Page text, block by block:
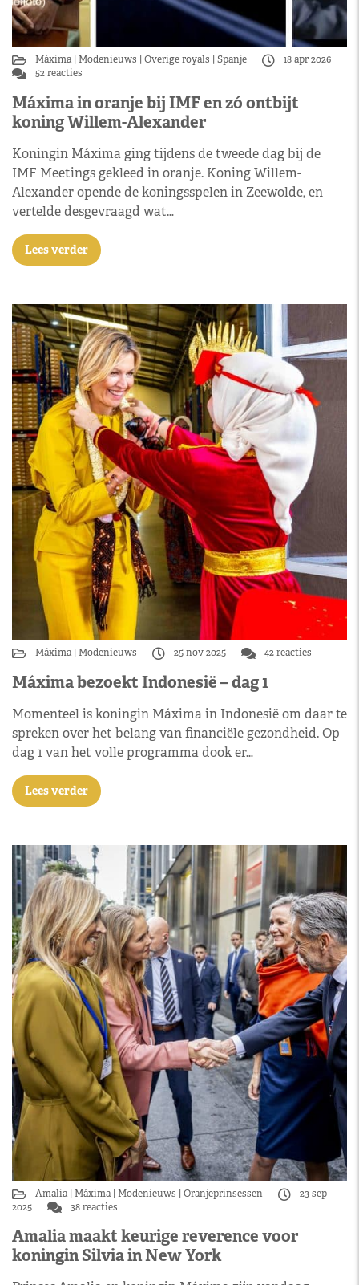
Máxima Modenieuws Overige royals Spanje
18 apr 2026
52 reacties
Máxima in oranje bij IMF en zó ontbijt
koning Willem-Alexander
Koningin Máxima ging tijdens de tweede dag bij de
IMF Meetings gekleed in oranje. Koning Willem-
Alexander opende de koningsspelen in Zeewolde, en
vertelde desgevraagd wat…
Lees verder
Máxima Modenieuws 25 nov 2025 42 reacties
Máxima bezoekt Indonesië – dag 1
Momenteel is koningin Máxima in Indonesië om daar te
spreken over het belang van financiële gezondheid. Op
dag 1 van het volle programma dook er…
Lees verder
Amalia Máxima Modenieuws Oranjeprinsessen
23 sep
2025
38 reacties
Amalia maakt keurige reverence voor
koningin Silvia in New York